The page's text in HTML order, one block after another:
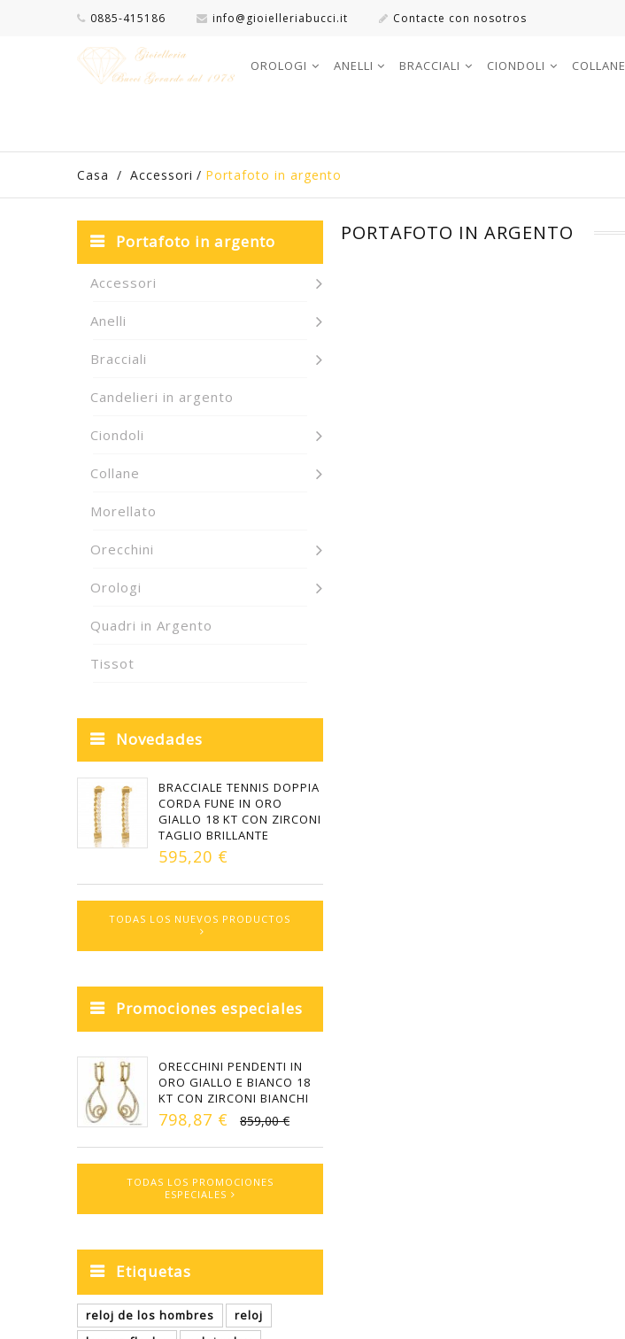
0885-415186 info@gioielleriabucci.it Contacte con nosotros
OROLOGI ANELLI BRACCIALI CIONDOLI COLLANE
Casa / Accessori / Portafoto in argento
Portafoto in argento
Accessori
Anelli
Bracciali
Candelieri in argento
Ciondoli
Collane
Morellato
Orecchini
Orologi
Quadri in Argento
Tissot
Novedades
BRACCIALE TENNIS DOPPIA
CORDA FUNE IN ORO
GIALLO 18 KT CON ZIRCONI
TAGLIO BRILLANTE
595,20 €
TODAS LOS NUEVOS PRODUCTOS
Promociones especiales
ORECCHINI PENDENTI IN
ORO GIALLO E BIANCO 18
KT CON ZIRCONI BIANCHI
798,87 € 859,00 €
TODAS LOS PROMOCIONES
ESPECIALES
Etiquetas
reloj de los hombres
reloj
PORTAFOTO IN ARGENTO